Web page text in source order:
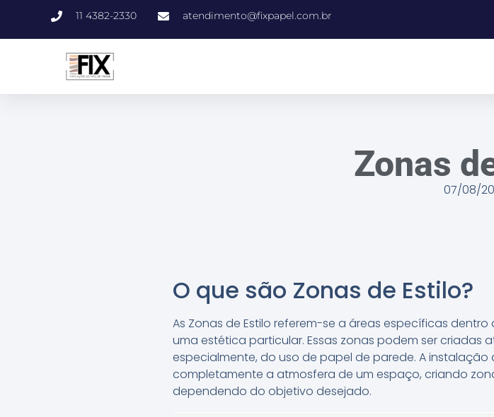
11 4382-2330 atendimento@fixpapel.com.br
Zonas
07/08/
O que são Zonas de Estilo?
As Zonas de Estilo referem-se a áreas específicas
uma estética particular. Essas zonas podem ser criadas
especialmente, do uso de papel de parede. A
completamente a atmosfera de um espaço, criando
dependendo do objetivo desejado.